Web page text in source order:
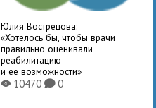
Юлия Вострецова:
«Хотелось бы, чтобы врачи
правильно оценивали
реабилитацию
и ее возможности»
X10470 K0